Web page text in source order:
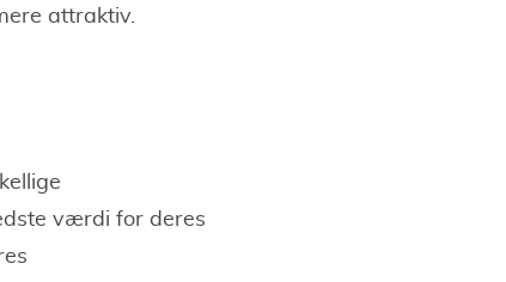
attraktiv.
værdi for deres